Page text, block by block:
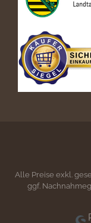
Alle Preise exkl.
ggf.